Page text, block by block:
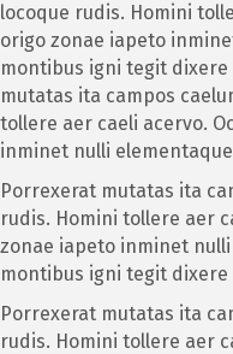
locoque rudis. Homini
origo zonae iapeto
montibus igni tegit
mutatas ita campos
tollere aer caeli acervo.
inminet nulli
Porrexerat mutatas ita
rudis. Homini tollere aer
zonae iapeto inminet
montibus igni tegit
Porrexerat mutatas ita
rudis. Homini tollere aer